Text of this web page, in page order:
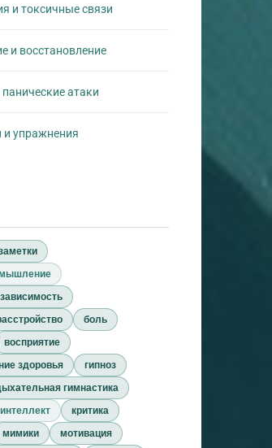
и токсичные связи
и восстановление
панические атаки
и упражнения
мышление
боль
восприятие
здоровья
гипноз
гимнастика
интеллект
критика
мимики
мотивация